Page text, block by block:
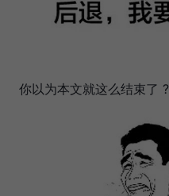
你以为本文就这么结束了 ?